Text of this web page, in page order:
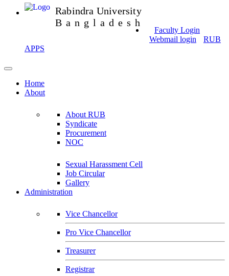
Rabindra University
Bangladesh
Faculty Login
Webmail login
RUB
APPS
Home
About
About RUB
Syndicate
Procurement
NOC
Sexual Harassment Cell
Job Circular
Gallery
Administration
Vice Chancellor
Pro Vice Chancellor
Treasurer
Registrar